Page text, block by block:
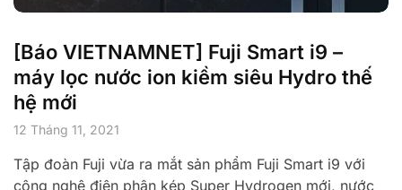
[Báo VIETNAMNET] Fuji Smart i9 –
máy lọc nước ion kiềm siêu Hydro thế
hệ mới
12 Tháng 11, 2021
Tập đoàn Fuji vừa ra mắt sản phẩm Fuji Smart i9 với
công nghệ điện phân kép Super Hydrogen mới, nước